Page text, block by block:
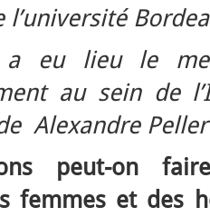
l’université
a eu lieu le
au sein de
Alexandre
peut-on
femmes et des